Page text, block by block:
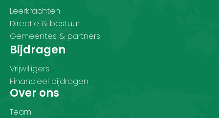
Leerkrachten
Directie & bestuur
Gemeentes & partners
Bijdragen
Vrijwilligers
Financieel bijdragen
Over ons
Team